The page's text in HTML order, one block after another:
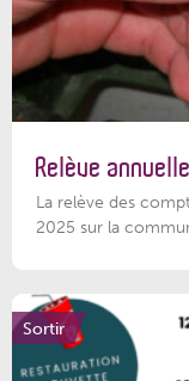
Relève
La relève des
2025 sur la
Sortir